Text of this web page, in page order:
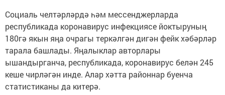
Социаль челтәрләрдә һәм мессенджерларда
республикада коронавирус инфекциясе йоктыруның
180гә якын яңа очрагы теркәлгән дигән фейк хәбәрләр
тарала башлады. Яңалыклар авторлары
ышандырганча, республикада, коронавирус белән 245
кеше чирләгән инде. Алар хәтта районнар буенча
статистиканы да китерә.